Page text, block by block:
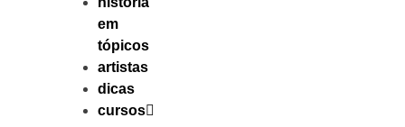
em
tópicos
artistas
dicas
cursos